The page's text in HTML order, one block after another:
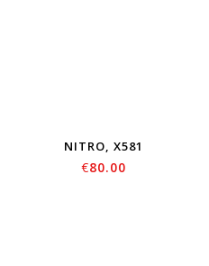
NITRO, X581
€80.00